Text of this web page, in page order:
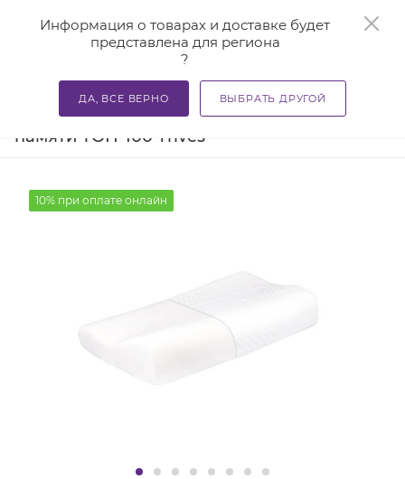
Информация о товарах и доставке будет
представлена для региона
?
ДА, ВСЕ ВЕРНО ВЫБРАТЬ ДРУГОЙ
Главная — Каталог — Подушки ортопедические —
Подушка ортопедическая с эффектом
памяти ТОП-100 Trives
10% при оплате онлайн